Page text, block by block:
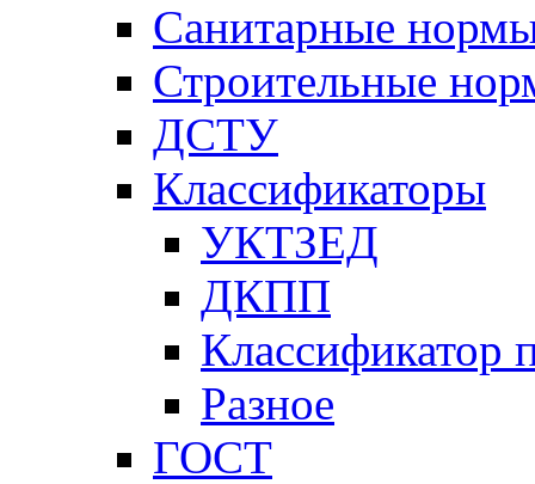
Санитарные
Строительные
ДСТУ
Классификаторы
УКТЗЕД
ДКПП
Классификатор
Разное
ГОСТ